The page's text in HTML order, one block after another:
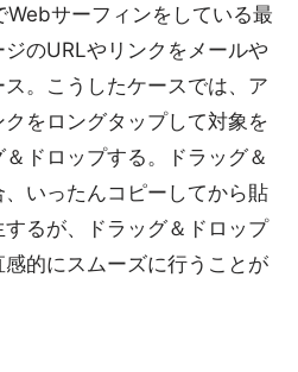
サーフィンをしている最
のURLやリンクをメールや
。こうしたケースでは、ア
クをロングタップして対象を
ドロップする。ドラッグ＆
、いったんコピーしてから貼
るが、ドラッグ＆ドロップ
的にスムーズに行うことが